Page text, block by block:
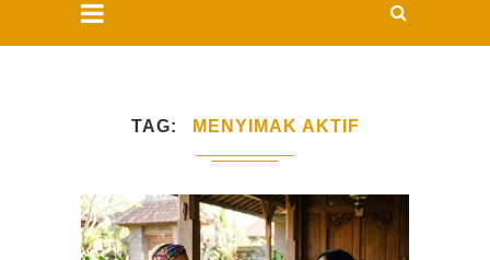
TAG MENYIMAK AKTIF